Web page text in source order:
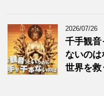
2026/07/26
千手観音
ないのは
世界を救